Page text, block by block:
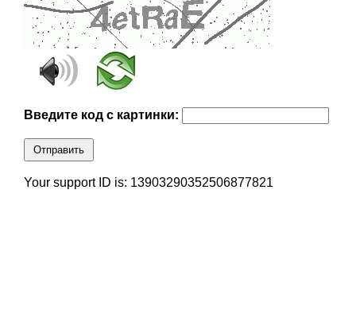
Введите код с картинки:
Отправить
Your support ID is: 13903290352506877821